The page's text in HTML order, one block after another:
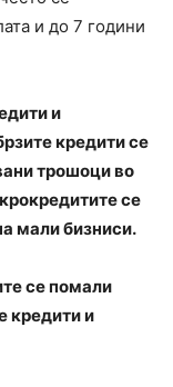
и до 7 години
и
кредити се
трошоци во
се
мали бизниси.
се помали
кредити и